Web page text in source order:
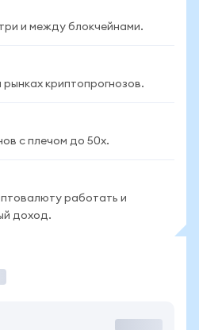
и между блокчейнами.
рынках криптопрогнозов.
с плечом до 50x.
работать и
доход.